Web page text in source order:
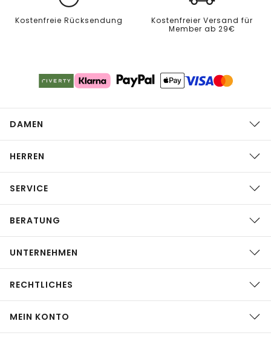
Kostenfreie Rücksendung
Kostenfreier Versand für
Member ab 29€
DAMEN
HERREN
SERVICE
BERATUNG
UNTERNEHMEN
RECHTLICHES
MEIN KONTO